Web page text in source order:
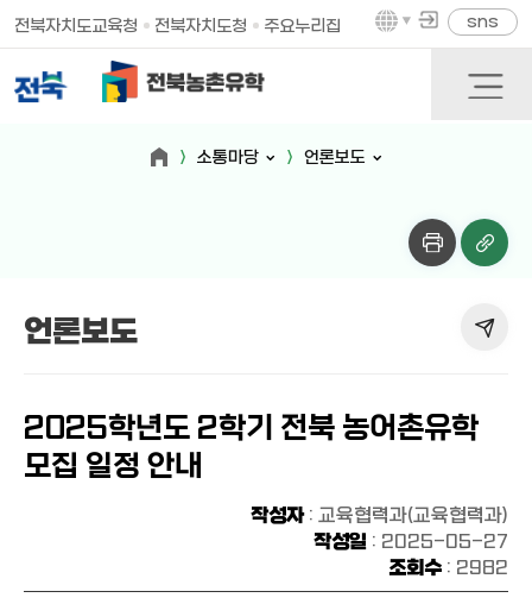
전북자치도교육청 전북자치도청 주요누리집 sns
소통마당 언론보도
언론보도
2025학년도 2학기 전북 농어촌유학
모집 일정 안내
작성자: 교육협력과(교육협력과)
작성일 : 2025-05-27
조회수 : 2982